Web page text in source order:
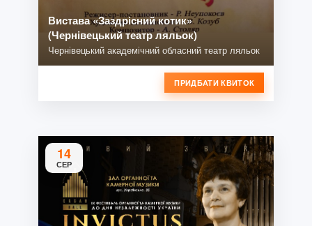
Вистава «Заздрісний котик»
(Чернівецький театр ляльок)
Чернівецький академічний обласний театр ляльок
ПРИДБАТИ КВИТОК
14
СЕР